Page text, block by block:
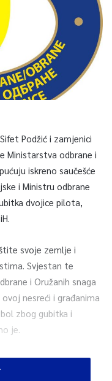
Podžić i zamjenici
Ministarstva odbrane i
iskreno saučešće
i Ministru odbrane
dvojice pilota,
svoje zemlje i
Svjestan te
i Oružanih snaga
nesreći i građanima
zbog gubitka i
je.